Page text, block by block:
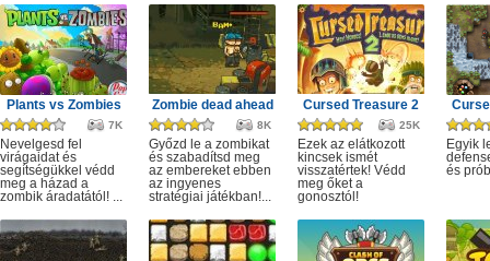
Plants vs Zombies
7K
Nevelgesd fel
virágaidat és
segítségükkel védd
meg a házad a
zombik áradatától! ...
Zombie dead ahead
8K
Győzd le a zombikat
és szabadítsd meg
az embereket ebben
az ingyenes
stratégiai játékban!...
Cursed Treasure 2
25K
Ezek az elátkozott
kincsek ismét
visszatértek! Védd
meg őket a
gonosztól!
Egyik
és